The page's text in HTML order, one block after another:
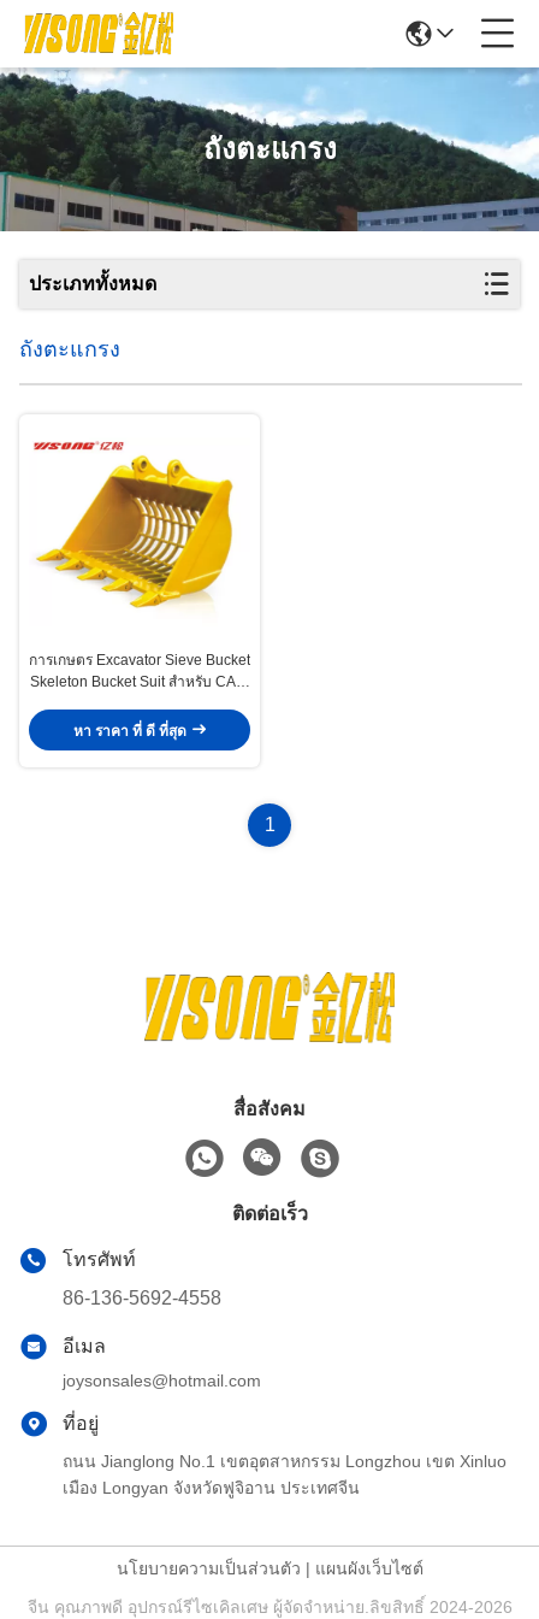
ถังตะแกรง
ประเภททั้งหมด
ถังตะแกรง
การเกษตร Excavator Sieve Bucket
Skeleton Bucket Suit สําหรับ CAT /
หา ราคา ที่ ดี ที่สุด
1
สื่อสังคม
ติดต่อเร็ว
โทรศัพท์
86-136-5692-4558
อีเมล
joysonsales@hotmail.com
ที่อยู่
ถนน Jianglong No.1 เขตอุตสาหกรรม Longzhou เขต Xinluo
เมือง Longyan จังหวัดฟูจิอาน ประเทศจีน
นโยบายความเป็นส่วนตัว | แผนผังเว็บไซต์
จีน คุณภาพดี อุปกรณ์รีไซเคิลเศษ ผู้จัดจําหน่าย.ลิขสิทธิ์ 2024-2026